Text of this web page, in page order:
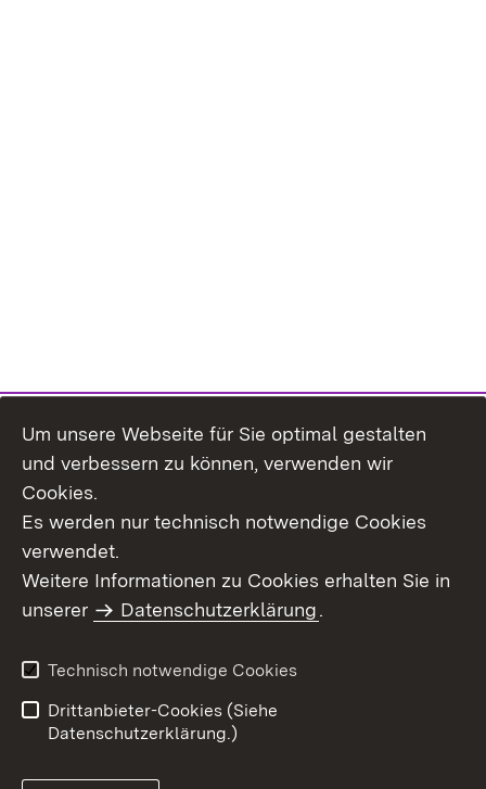
Themenübersicht
Barrierefreiheit
Um unsere Webseite für Sie optimal gestalten
und verbessern zu können, verwenden wir
Cookies.
Es werden nur technisch notwendige Cookies
verwendet.
Weitere Informationen zu Cookies erhalten Sie in
unserer
Datenschutzerklärung.
Technisch notwendige Cookies
Drittanbieter-Cookies (Siehe
Datenschutzerklärung.)